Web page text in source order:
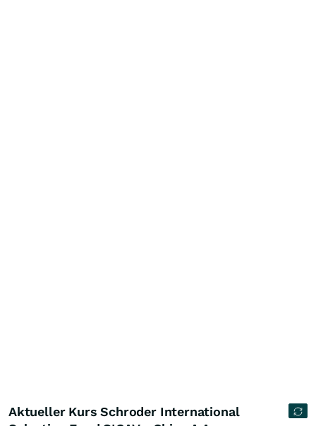
Aktueller Kurs Schroder International